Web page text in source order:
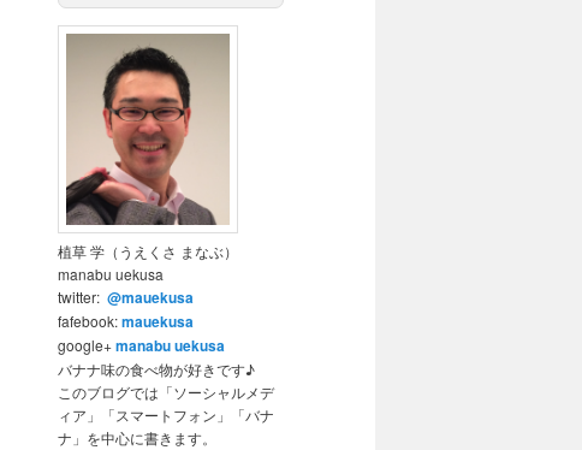
植草 学（うえくさ まなぶ）
manabu uekusa
twitter: @mauekusa
fafebook:mauekusa
google+manabu uekusa
バナナ味の食べ物が好きです♪
このブログでは「ソーシャルメデ
ィア」「スマートフォン」「バナ
ナ」を中心に書きます。